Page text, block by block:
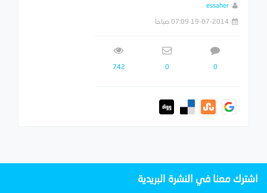
essaher
19-07-2014 07:09 صباحاً
0
0
742
اشترك معنا في النشرة البريدية